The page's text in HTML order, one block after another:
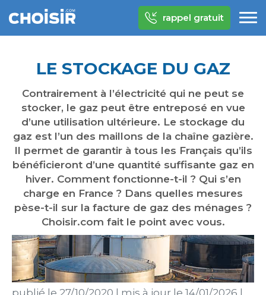
rappel gratuit
LE STOCKAGE DU GAZ
Contrairement à l’électricité qui ne peut se
stocker, le gaz peut être entreposé en vue
d’une utilisation ultérieure. Le stockage du
gaz est l’un des maillons de la chaîne gazière.
Il permet de garantir à tous les Français qu’ils
bénéficieront d’une quantité suffisante gaz en
hiver. Comment fonctionne-t-il ? Qui s’en
charge en France ? Dans quelles mesures
pèse-t-il sur la facture de gaz des ménages ?
Choisir.com fait le point avec vous.
publié le 27/10/2020 mis à jour le 14/01/2026